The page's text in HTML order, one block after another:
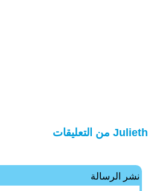
Julieth من التعليقات
نشر الرسالة